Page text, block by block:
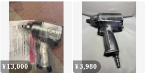
¥ 13,000 ¥3,980